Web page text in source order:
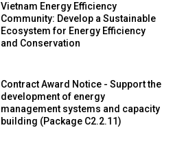
Vietnam Energy Efficiency
Community: Develop a Sustainable
Ecosystem for Energy Efficiency
and Conservation
Contract Award Notice - Support the
development of energy
management systems and capacity
building (Package C2.2.11)